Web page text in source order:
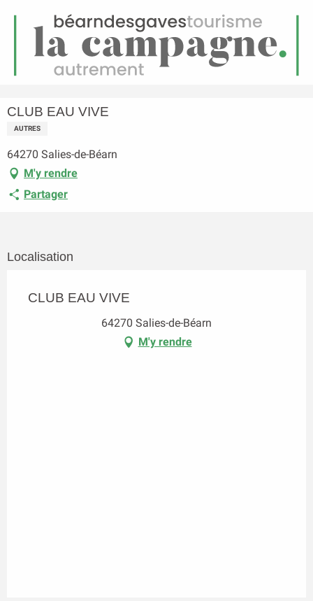
Menu
CLUB EAU VIVE
CLUB EAU VIVE
AUTRES
64270 Salies-de-Béarn
M'y rendre
Partager
Localisation
CLUB EAU VIVE
64270 Salies-de-Béarn
M'y rendre